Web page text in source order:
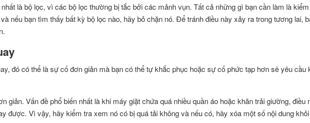
là bộ lọc, vì các bộ lọc thường bị tắc bởi các mảnh vụn. Tất cả những gì bạn cần làm là
nếu bạn tìm thấy bất kỳ bộ lọc nào, hãy bỏ chặn nó. Để tránh điều này xảy ra trong tương lai,
đó có thể là sự cố đơn giản mà bạn có thể tự khắc phục hoặc sự cố phức tạp hơn sẽ yêu cầu
giản. Vấn đề phổ biến nhất là khi máy giặt chứa quá nhiều quần áo hoặc khăn trải giường, điều
được. Vì vậy, hãy kiểm tra xem nó có bị quá tải không và nếu có, hãy xóa một số nội dung